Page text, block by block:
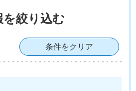
絞り込む
条件をクリア